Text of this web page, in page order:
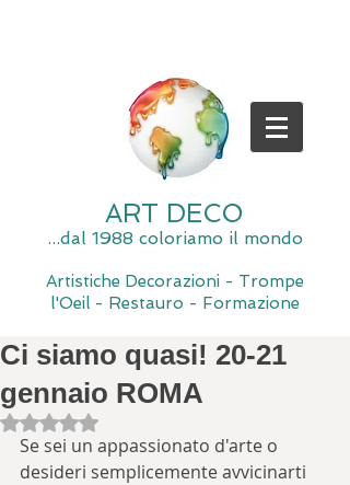
ART DECO
...dal 1988 coloriamo il mondo
Artistiche Decorazioni - Trompe
l'Oeil - Restauro - Formazione
Ci siamo quasi! 20-21
gennaio ROMA
Valutazione NaN stelle su 5.
Se sei un appassionato d'arte o
desideri semplicemente avvicinarti